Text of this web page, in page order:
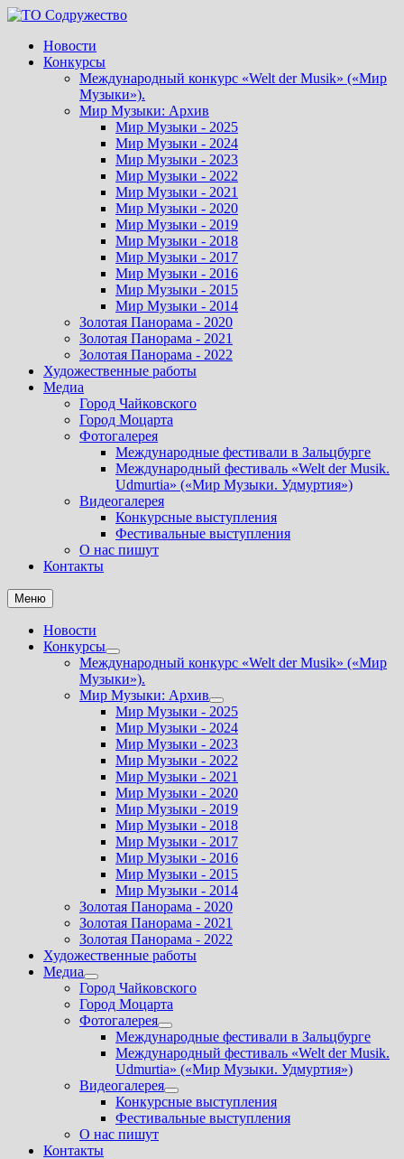
Перейти
содержимому
Новости
Конкурсы
Международный конкурс «Welt der Musik» («Мир
Музыки»).
Мир Музыки: Архив
Мир Музыки - 2025
Мир Музыки - 2024
Мир Музыки - 2023
Мир Музыки - 2022
Мир Музыки - 2021
Мир Музыки - 2020
Мир Музыки - 2019
Мир Музыки - 2018
Мир Музыки - 2017
Мир Музыки - 2016
Мир Музыки - 2015
Мир Музыки - 2014
Золотая Панорама - 2020
Золотая Панорама - 2021
Золотая Панорама - 2022
Художественные работы
Медиа
Город Чайковского
Город Моцарта
Фотогалерея
Международные фестивали в Зальцбурге
Международный фестиваль «Welt der Musik.
Udmurtia» («Мир Музыки. Удмуртия»)
Видеогалерея
Конкурсные выступления
Фестивальные выступления
О нас пишут
Контакты
Меню
Новости
Конкурсы
Показать
подменю
Международный конкурс «Welt der Musik» («Мир
Музыки»).
Мир Музыки: Архив
Показать
подменю
Мир Музыки - 2025
Мир Музыки - 2024
Мир Музыки - 2023
Мир Музыки - 2022
Мир Музыки - 2021
Мир Музыки - 2020
Мир Музыки - 2019
Мир Музыки - 2018
Мир Музыки - 2017
Мир Музыки - 2016
Мир Музыки - 2015
Мир Музыки - 2014
Золотая Панорама - 2020
Золотая Панорама - 2021
Золотая Панорама - 2022
Художественные работы
Медиа
Показать
подменю
Город Чайковского
Город Моцарта
Фотогалерея
Показать
подменю
Международные фестивали в Зальцбурге
Международный фестиваль «Welt der Musik.
Udmurtia» («Мир Музыки. Удмуртия»)
Видеогалерея
Показать
подменю
Конкурсные выступления
Фестивальные выступления
О нас пишут
Контакты